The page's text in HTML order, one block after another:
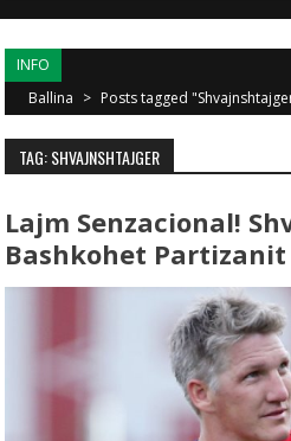
INFO
Ballina > Posts tagged
TAG: SHVAJNSHTAJGER
Lajm Senzacional!
Bashkohet Partizanit